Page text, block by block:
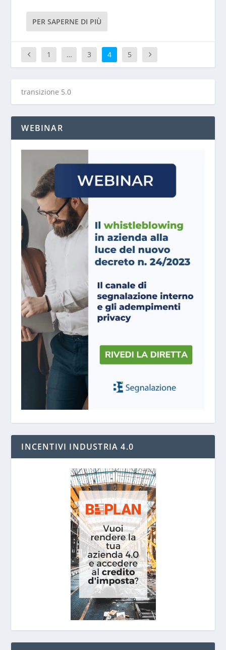
PER SAPERNE DI PIÙ
1 … 3 4 5
WEBINAR
INCENTIVI INDUSTRIA 4.0